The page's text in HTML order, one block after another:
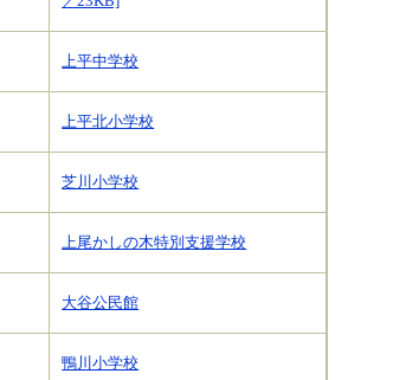
上平中学校
上平北小学校
芝川小学校
上尾かしの木特別支援学校
大谷公民館
鴨川小学校